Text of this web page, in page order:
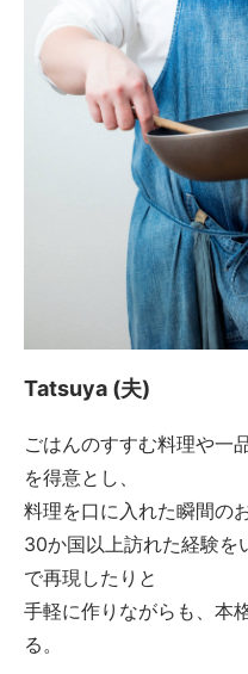
Tatsuya (夫)
ごはんのすすむ料理や一
を得意とし、
料理を口に入れた瞬間の
30か国以上訪れた経験を
で再現したりと
手軽に作りながらも、本
る。